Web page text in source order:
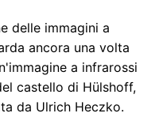
delle immagini a
ancora una volta
a infrarossi
castello di Hülshoff,
da Ulrich Heczko.